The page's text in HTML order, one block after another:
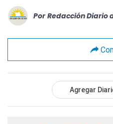
Por Redacción Diario
Agregar